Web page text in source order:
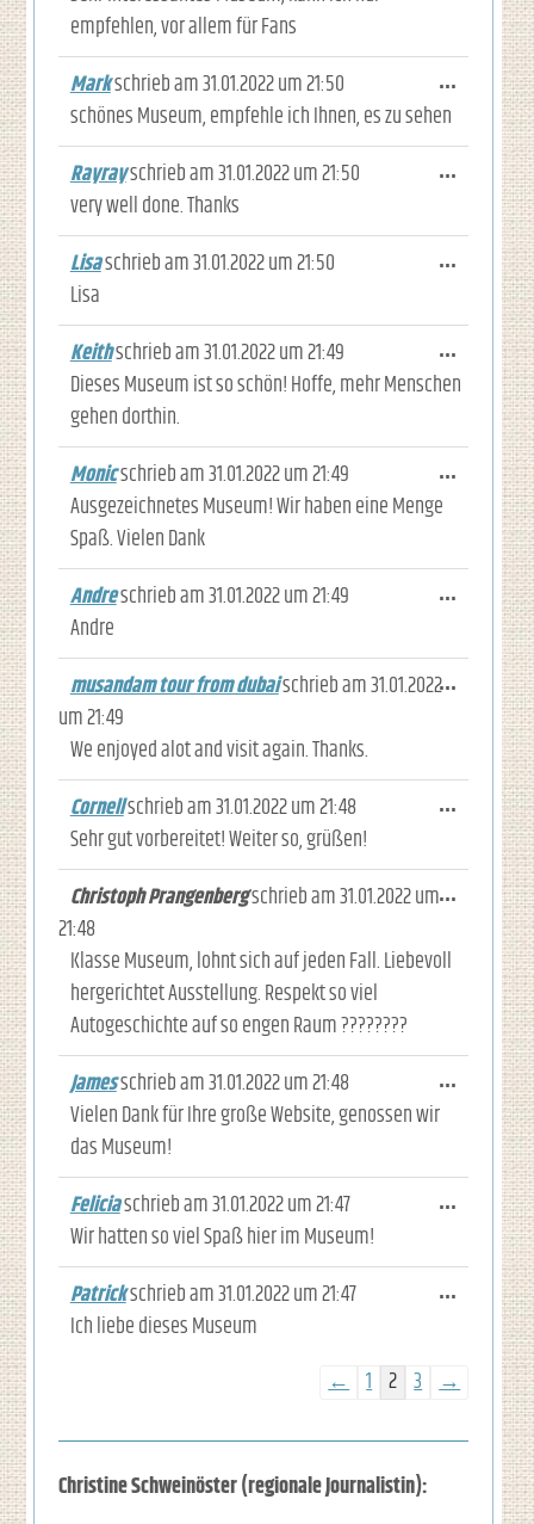
empfehlen, vor allem für Fans
Markschrieb am31.01.2022um21:50
schönes Museum, empfehle ich Ihnen, es zu sehen
... Diese
Rayrayschrieb am31.01.2022um21:50
very well done. Thanks
... Diese
Lisaschrieb am31.01.2022um21:50
Lisa
... Diese
Keithschrieb am31.01.2022um21:49
Dieses Museum ist so schön! Hoffe, mehr Menschen
gehen dorthin.
... Diese
Monicschrieb am31.01.2022um21:49
Ausgezeichnetes Museum! Wir haben eine Menge
Spaß. Vielen Dank
... Diese
Andreschrieb am31.01.2022um21:49
Andre
... Diese
musandam tour from dubaischrieb am31.01.2022
um21:49
We enjoyed alot and visit again. Thanks.
... Diese
Cornellschrieb am31.01.2022um21:48
Sehr gut vorbereitet! Weiter so, grüßen!
... Diese
Christoph Prangenbergschrieb am31.01.2022um
21:48
Klasse Museum, lohnt sich auf jeden Fall. Liebevoll
hergerichtet Ausstellung. Respekt so viel
Autogeschichte auf so engen Raum ????????
... Diese
Jamesschrieb am31.01.2022um21:48
Vielen Dank für Ihre große Website, genossen wir
das Museum!
... Diese
Feliciaschrieb am31.01.2022um21:47
Wir hatten so viel Spaß hier im Museum!
... Diese
Patrickschrieb am31.01.2022um21:47
Ich liebe dieses Museum
... Diese
Navigation der
← 1 2 3 →
Christine Schweinöster (regionale Journalistin):